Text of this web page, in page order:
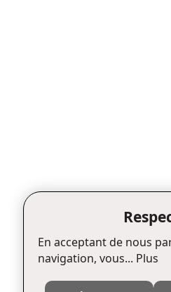
En acceptant de nous
navigation, vous... Plus